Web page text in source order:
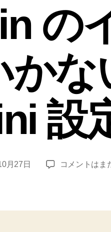
ー
の
か
設
月27日
phpMyAdmin
ポ
コメントはま